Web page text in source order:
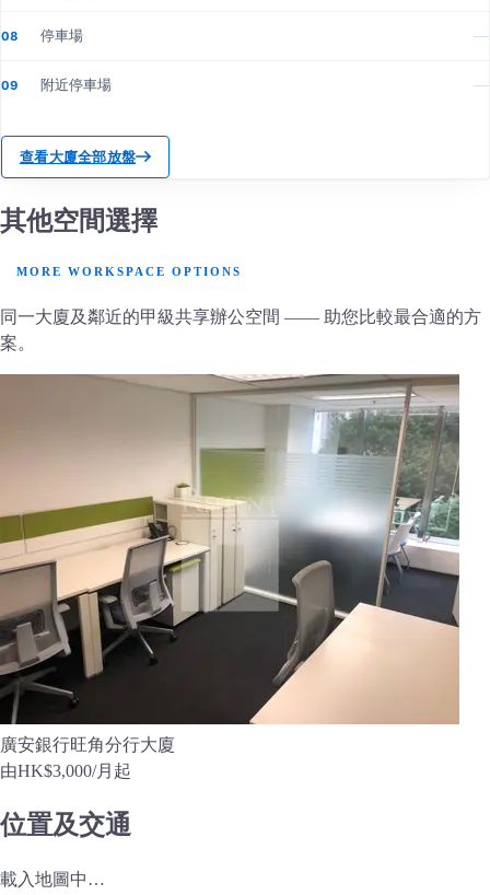
08 停車場 —
09 附近停車場 —
查看大廈全部放盤
其他空間選擇
MORE WORKSPACE OPTIONS
同一大廈及鄰近的甲級共享辦公空間 —— 助您比較最合適的方
案。
廣安銀行旺角分行大廈
由HK$3,000/月起
位置及交通
載入地圖中…